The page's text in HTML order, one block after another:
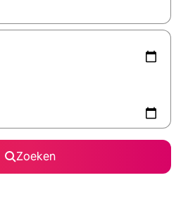
beschikbaar zijn, maak je een keuze
Zoeken